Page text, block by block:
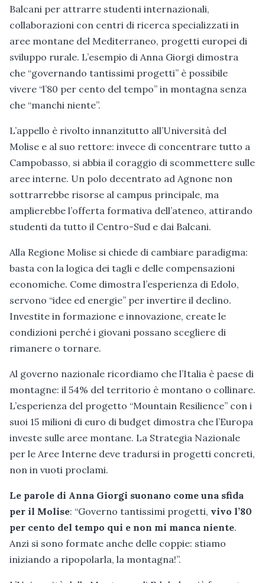
Balcani per attrarre studenti internazionali,
collaborazioni con centri di ricerca specializzati in
aree montane del Mediterraneo, progetti europei di
sviluppo rurale. L’esempio di Anna Giorgi dimostra
che “governando tantissimi progetti” è possibile
vivere “l’80 per cento del tempo” in montagna senza
che “manchi niente”.
L’appello è rivolto innanzitutto all’Università del
Molise e al suo rettore: invece di concentrare tutto a
Campobasso, si abbia il coraggio di scommettere sulle
aree interne. Un polo decentrato ad Agnone non
sottrarrebbe risorse al campus principale, ma
amplierebbe l’offerta formativa dell’ateneo, attirando
studenti da tutto il Centro-Sud e dai Balcani.
Alla Regione Molise si chiede di cambiare paradigma:
basta con la logica dei tagli e delle compensazioni
economiche. Come dimostra l’esperienza di Edolo,
servono “idee ed energie” per invertire il declino.
Investite in formazione e innovazione, create le
condizioni perché i giovani possano scegliere di
rimanere o tornare.
Al governo nazionale ricordiamo che l’Italia è paese di
montagne: il 54% del territorio è montano o collinare.
L’esperienza del progetto “Mountain Resilience” con i
suoi 15 milioni di euro di budget dimostra che l’Europa
investe sulle aree montane. La Strategia Nazionale
per le Aree Interne deve tradursi in progetti concreti,
non in vuoti proclami.
Le parole di Anna Giorgi suonano come una sfida
per il Molise: “Governo tantissimi progetti, vivo l’80
per cento del tempo qui e non mi manca niente.
Anzi si sono formate anche delle coppie: stiamo
iniziando a ripopolarla, la montagna!”.